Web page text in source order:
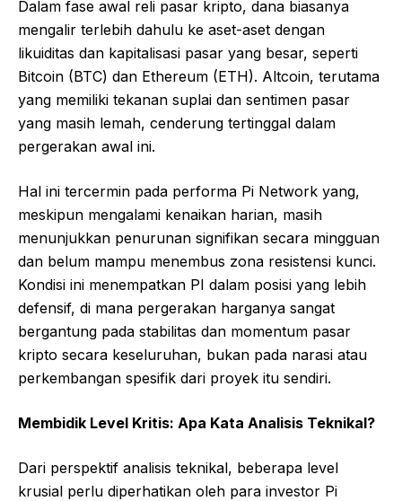
Dalam fase awal reli pasar kripto, dana biasanya
mengalir terlebih dahulu ke aset-aset dengan
likuiditas dan kapitalisasi pasar yang besar, seperti
Bitcoin (BTC) dan Ethereum (ETH). Altcoin, terutama
yang memiliki tekanan suplai dan sentimen pasar
yang masih lemah, cenderung tertinggal dalam
pergerakan awal ini.
Hal ini tercermin pada performa Pi Network yang,
meskipun mengalami kenaikan harian, masih
menunjukkan penurunan signifikan secara mingguan
dan belum mampu menembus zona resistensi kunci.
Kondisi ini menempatkan PI dalam posisi yang lebih
defensif, di mana pergerakan harganya sangat
bergantung pada stabilitas dan momentum pasar
kripto secara keseluruhan, bukan pada narasi atau
perkembangan spesifik dari proyek itu sendiri.
Membidik Level Kritis: Apa Kata Analisis Teknikal?
Dari perspektif analisis teknikal, beberapa level
krusial perlu diperhatikan oleh para investor Pi